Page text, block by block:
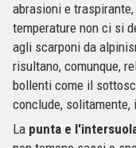
abrasioni e
temperature non ci si
agli scarponi da
risultano, comunque,
bollenti come il
conclude, solitamente,
La punta e